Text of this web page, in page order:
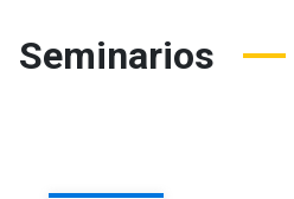
Seminarios